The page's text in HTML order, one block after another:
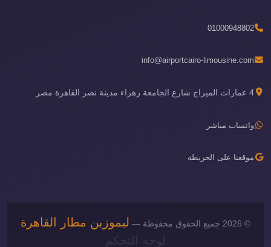
01000948802
info@airportcairo-limousine.com
4 عمارات الميراج شارع الجامعة زهراء مدينة نصر القاهرة مصر
واتساب مباشر
موقعنا على الخريطة
© 2026 جميع الحقوق محفوظة —
ليموزين مطار القاهرة